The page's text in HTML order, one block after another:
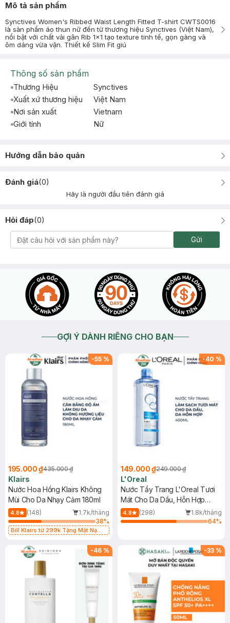
Mô tả sản phẩm
Synctives Women's Ribbed Waist Length Fitted T-shirt CWTS0016
là sản phẩm áo thun nữ đến từ thương hiệu Synctives (Việt Nam),
nổi bật với chất vải gân Rib 1x1 tạo texture tinh tế, gọn gàng và
ôm dáng vừa vặn. Thiết kế Slim Fit giú
Thông số sản phẩm
Thương Hiệu
Synctives
Xuất xứ thương hiệu
Việt Nam
Nơi sản xuất
Vietnam
Giới tính
Nữ
Hướng dẫn bảo quản
Đánh giá(0)
Hãy là người đầu tiên đánh giá
Hỏi đáp(0)
Gửi
GỢI Ý DÀNH RIÊNG CHO BẠN
-55 %
195.000 ₫435.000 ₫
Klairs
Nước Hoa Hồng Klairs Không
Mùi Cho Da Nhạy Cảm 180ml
4.8 (148)
1.7k/tháng
38%
Bill Klairs từ 299k Tặng Mặt Nạ
25ml (SL Có Hạn)
-40 %
149.000 ₫249.000 ₫
L'Oreal
Nước Tẩy Trang L'Oreal Tươi
Mát Cho Da Dầu, Hỗn Hợp
400ml
4.8 (298)
1.8k/tháng
64%
-46 % -33 %